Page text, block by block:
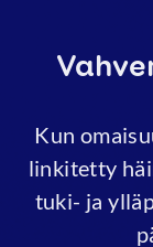
Kun
linkitetty
tuki- ja